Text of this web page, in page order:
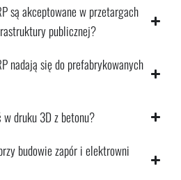
są akceptowane w przetargach
publicznej?
nadają się do prefabrykowanych
w druku 3D z betonu?
budowie zapór i elektrowni